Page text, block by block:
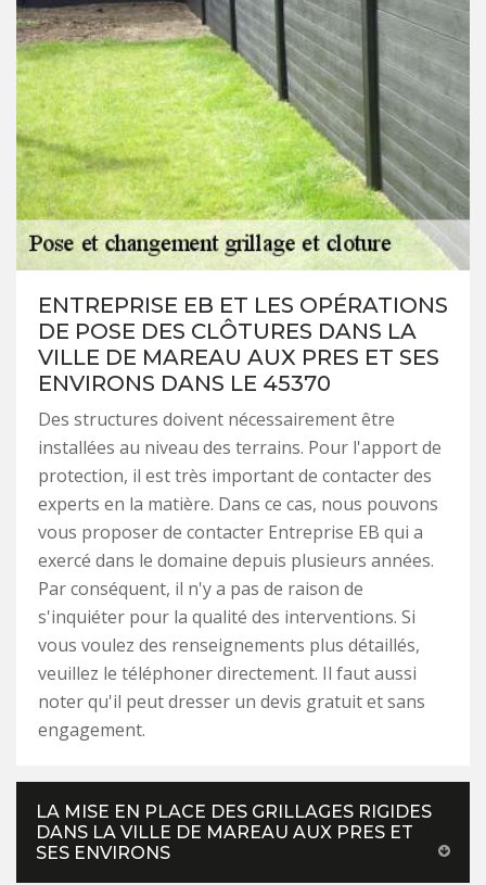
ENTREPRISE EB ET LES OPÉRATIONS
DE POSE DES CLÔTURES DANS LA
VILLE DE MAREAU AUX PRES ET SES
ENVIRONS DANS LE 45370
Des structures doivent nécessairement être
installées au niveau des terrains. Pour l'apport de
protection, il est très important de contacter des
experts en la matière. Dans ce cas, nous pouvons
vous proposer de contacter Entreprise EB qui a
exercé dans le domaine depuis plusieurs années.
Par conséquent, il n'y a pas de raison de
s'inquiéter pour la qualité des interventions. Si
vous voulez des renseignements plus détaillés,
veuillez le téléphoner directement. Il faut aussi
noter qu'il peut dresser un devis gratuit et sans
engagement.
LA MISE EN PLACE DES GRILLAGES RIGIDES
DANS LA VILLE DE MAREAU AUX PRES ET
SES ENVIRONS